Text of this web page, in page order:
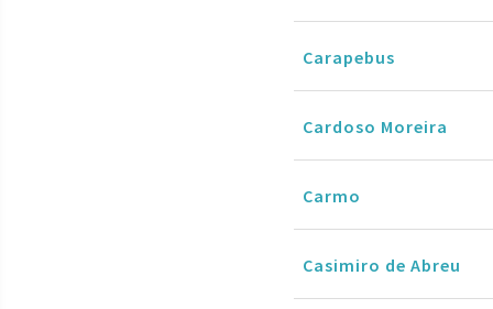
Carapebus
Cardoso Moreira
Carmo
Casimiro de Abreu